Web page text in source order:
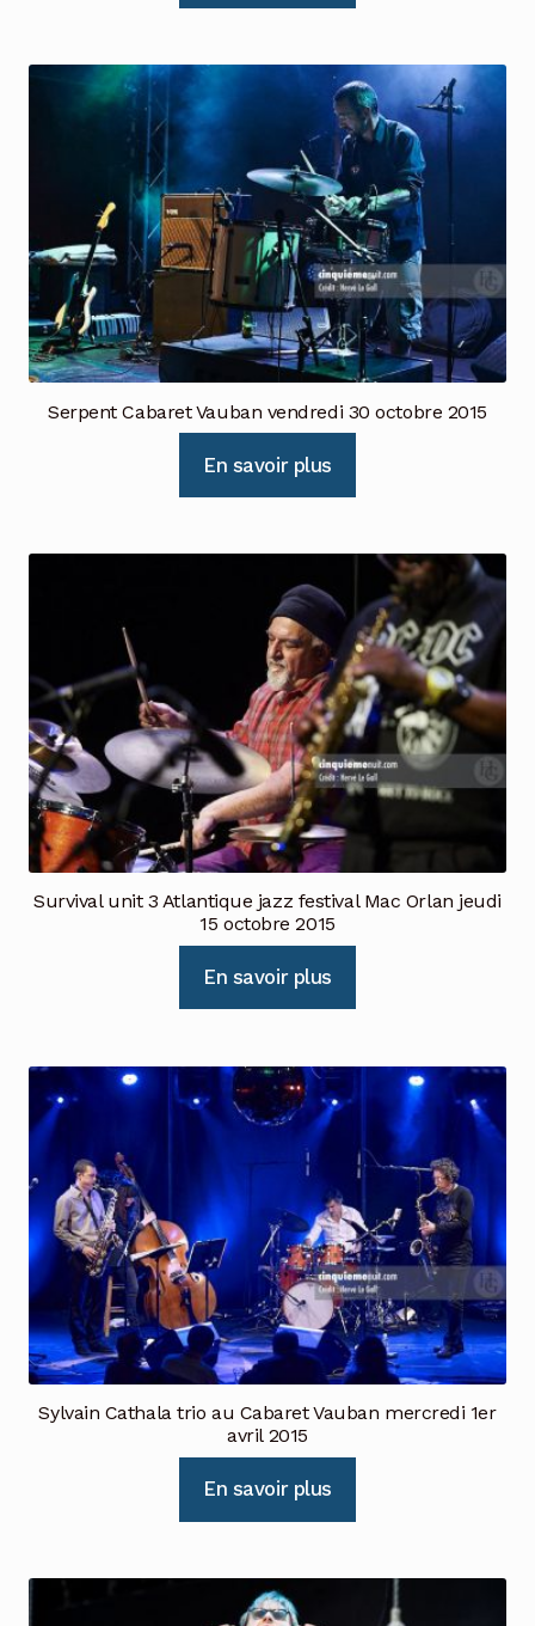
Serpent Cabaret Vauban vendredi 30 octobre 2015
En savoir plus
Survival unit 3 Atlantique jazz festival Mac Orlan jeudi
15 octobre 2015
En savoir plus
Sylvain Cathala trio au Cabaret Vauban mercredi 1er
avril 2015
En savoir plus